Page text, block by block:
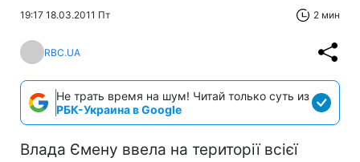
19:17 18.03.2011 Пт 2 мин
RBC.UA
Не трать время на шум! Читай только суть из
РБК-Украина в Google
Влада Ємену ввела на території всієї